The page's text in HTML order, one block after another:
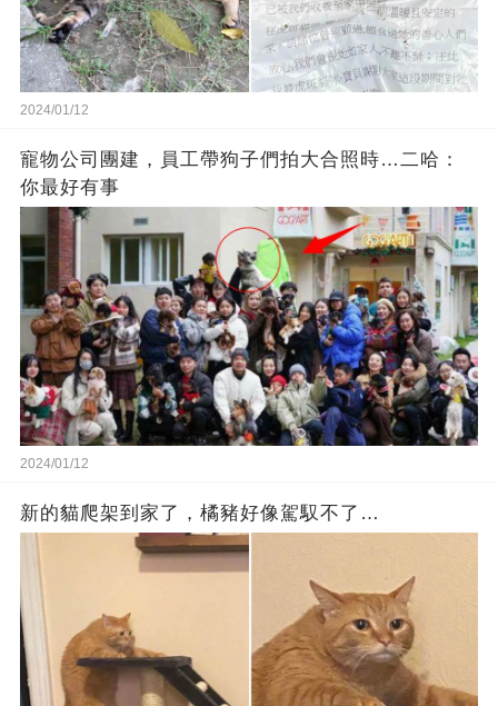
2024/01/12
寵物公司團建，員工帶狗子們拍大合照時…二哈：
你最好有事
2024/01/12
新的貓爬架到家了，橘豬好像駕馭不了…